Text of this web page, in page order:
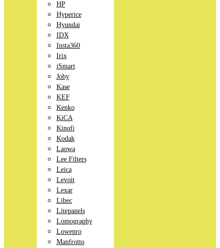
HP
Hyperice
Hyundai
IDX
Insta360
Irix
iSmart
Joby
Kase
KEF
Kenko
KiCA
Kinofi
Kodak
Laowa
Lee Filters
Leica
Levoit
Lexar
Libec
Litepanels
Lomography
Lowepro
Manfrotto